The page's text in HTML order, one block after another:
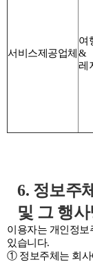
서비스제공업체
여
&
레
6. 정보주
및 그 행사
이용자는 개인정보
있습니다.
① 정보주체는 회사